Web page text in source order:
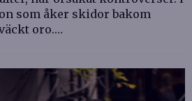
som åker skidor bakom
oro.…